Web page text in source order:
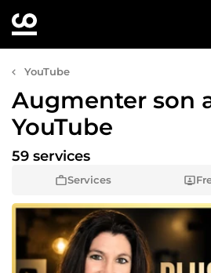
YouTube
Augmenter son
YouTube
Services
59 services